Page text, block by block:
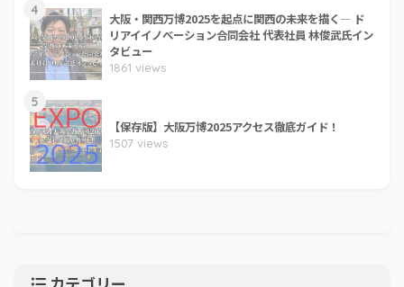
4
大阪・関西万博2025を起点に関西の未来を描く― ド
リアイイノベーション合同会社 代表社員 林俊武氏イン
タビュー
1861 views
5
【保存版】大阪万博2025アクセス徹底ガイド！
1507 views